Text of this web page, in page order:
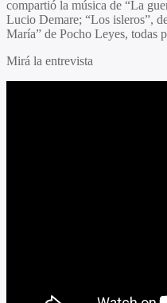
compartió la música de “La
Lucio Demare; “Los isleros”,
María” de Pocho Leyes, todas
Mirá la entrevista